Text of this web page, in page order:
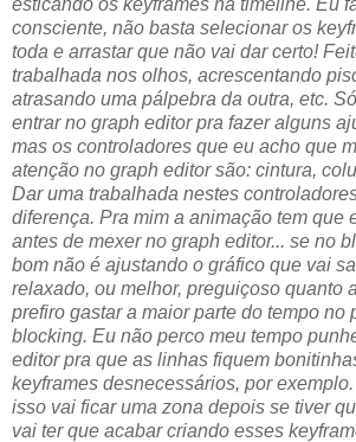
esticando os keyframes na timeline. Eu
consciente, não basta selecionar os
toda e arrastar que não vai dar certo!
trabalhada nos olhos, acrescentando
atrasando uma pálpebra da outra, etc.
entrar no graph editor pra fazer alguns
mas os controladores que eu acho que
atenção no graph editor são: cintura,
Dar uma trabalhada nestes
diferença. Pra mim a animação tem que
antes de mexer no graph editor... se no
bom não é ajustando o gráfico que vai
relaxado, ou melhor, preguiçoso quanto
prefiro gastar a maior parte do tempo no
blocking. Eu não perco meu tempo
editor pra que as linhas fiquem
keyframes desnecessários, por
isso vai ficar uma zona depois se tiver
vai ter que acabar criando esses